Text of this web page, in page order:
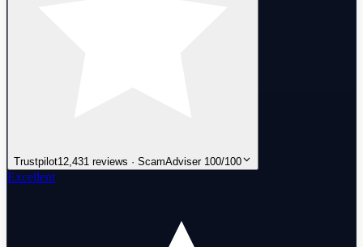
Trustpilot12,431 reviews · ScamAdviser 100/100
Excellent